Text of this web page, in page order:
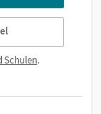
Schulen.